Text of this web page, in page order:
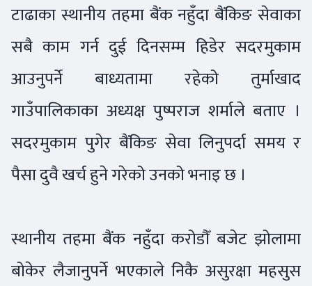
टाढाका स्थानीय तहमा बैंक नहुँदा बैंकिङ सेवाका
सबै काम गर्न दुई दिनसम्म हिडेर सदरमुकाम
आउनुपर्ने बाध्यतामा रहेको तुर्माखाद
गाउँपालिकाका अध्यक्ष पुष्पराज शर्माले बताए ।
सदरमुकाम पुगेर बैंकिङ सेवा लिनुपर्दा समय र
पैसा दुवै खर्च हुने गरेको उनको भनाइ छ ।
स्थानीय तहमा बैंक नहुँदा करोडौँ बजेट झोलामा
बोकेर लैजानुपर्ने भएकाले निकै असुरक्षा महसुस